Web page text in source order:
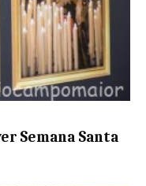
Semana Santa